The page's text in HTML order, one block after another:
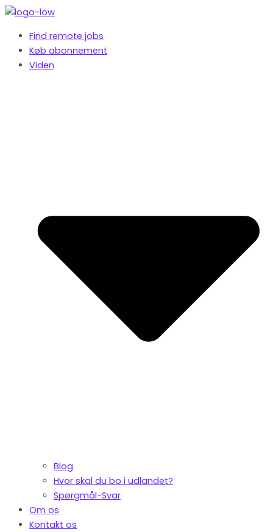
Gå
indholdetFind remote jobs
Køb abonnement
Viden
Blog
Hvor skal du bo i udlandet?
Spørgmål-Svar
Om os
Kontakt os